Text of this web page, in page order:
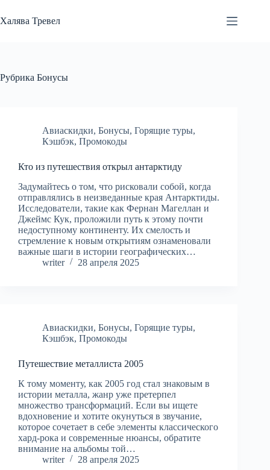
к
сути
Халява Тревел
Рубрика Бонусы
Авиаскидки, Бонусы, Горящие туры,
Кэшбэк, Промокоды
Кто из путешествия открыл антарктиду
Задумайтесь о том, что рисковали собой, когда
отправлялись в неизведанные края Антарктиды.
Исследователи, такие как Фернан Магеллан и
Джеймс Кук, проложили путь к этому почти
недоступному континенту. Их смелость и
стремление к новым открытиям ознаменовали
важные шаги в истории географических…
writer
28 апреля 2025
Авиаскидки, Бонусы, Горящие туры,
Кэшбэк, Промокоды
Путешествие металлиста 2005
К тому моменту, как 2005 год стал знаковым в
истории металла, жанр уже претерпел
множество трансформаций. Если вы ищете
вдохновение и хотите окунуться в звучание,
которое сочетает в себе элементы классического
хард-рока и современные нюансы, обратите
внимание на альбомы той…
writer
28 апреля 2025